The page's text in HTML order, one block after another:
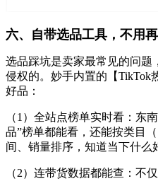
六、自带选品工具，不用
选品踩坑是卖家最常见的问题
侵权的。妙手内置的【TikTok
好品：
（1 ） 全站点榜单实时看：东
品”榜单都能看，还能按类目
间、销量排序，知道当下什么
（2） 连带货数据都能查：不